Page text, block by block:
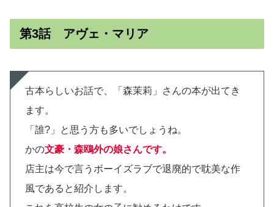
第3話 アヴェ・マリア
古本らしいお話で、「森茉莉」さんの本が出てき
ます。
「誰?」と思う方も多いでしょうね。
かの文豪・森鴎外の娘さんです。
店主は今で言うボーイズラブで退廃的で耽美な作
風であると紹介します。